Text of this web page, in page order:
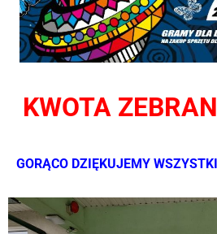
KWOTA
GORĄCO DZIĘKUJEMY